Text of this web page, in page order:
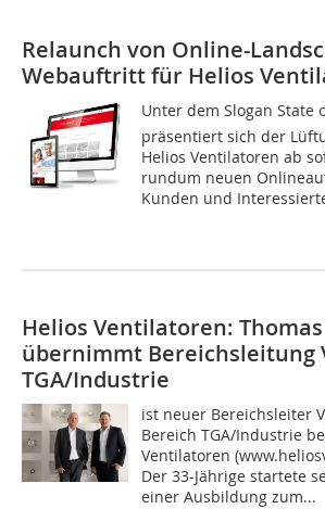
Relaunch von Online-
Webauftritt für Helios
Unter dem Slogan State
präsentiert sich der
Helios Ventilatoren ab
rundum neuen
Kunden und
Helios Ventilatoren:
übernimmt Bereichsleitung
TGA/Industrie
ist neuer Bereichsleiter
Bereich TGA/Industrie
Ventilatoren
Der 33-Jährige startete
einer Ausbildung zum...